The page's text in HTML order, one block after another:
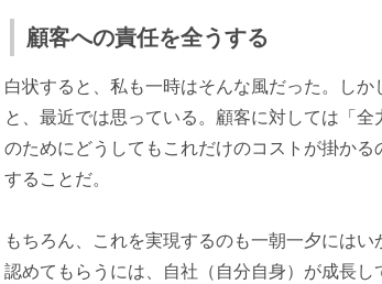
顧客への責任を全うする
白状すると、私も一時はそんな風だった。し
と、最近では思っている。顧客に対しては「
のためにどうしてもこれだけのコストが掛か
することだ。
もちろん、これを実現するのも一朝一夕には
認めてもらうには、自社（自分自身）が成長